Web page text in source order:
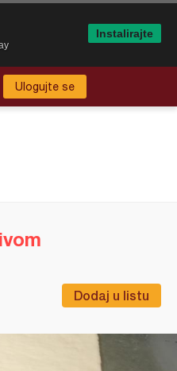
Ulogujte se
Dodaj u listu
Instalirajte